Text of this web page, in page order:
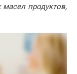
продуктов,